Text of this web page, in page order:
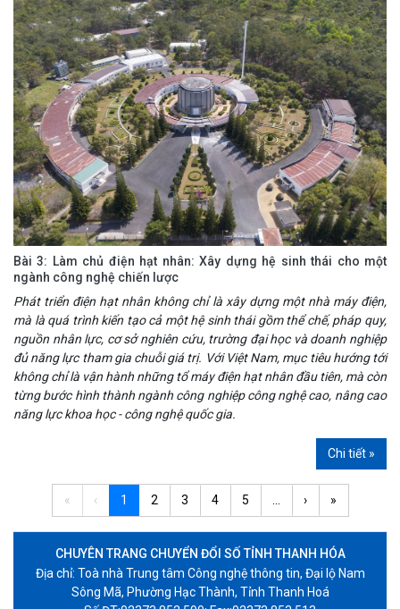
Bài 3: Làm chủ điện hạt nhân: Xây dựng hệ sinh thái cho một
ngành công nghệ chiến lược
Phát triển điện hạt nhân không chỉ là xây dựng một nhà máy điện,
mà là quá trình kiến tạo cả một hệ sinh thái gồm thể chế, pháp quy,
nguồn nhân lực, cơ sở nghiên cứu, trường đại học và doanh nghiệp
đủ năng lực tham gia chuỗi giá trị. Với Việt Nam, mục tiêu hướng tới
không chỉ là vận hành những tổ máy điện hạt nhân đầu tiên, mà còn
từng bước hình thành ngành công nghiệp công nghệ cao, nâng cao
năng lực khoa học - công nghệ quốc gia.
Chi tiết »
1
CHUYÊN TRANG CHUYỂN ĐỔI SỐ TỈNH THANH HÓA
Địa chỉ: Toà nhà Trung tâm Công nghệ thông tin, Đại lộ Nam
Sông Mã, Phường Hạc Thành, Tỉnh Thanh Hoá